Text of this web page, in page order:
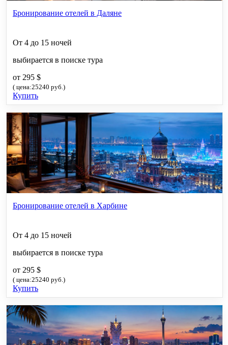
Бронирование отелей в Даляне
От 4 до 15 ночей
выбирается в поиске тура
от 295 $
( цена:25240 руб.)
Купить
Бронирование отелей в Харбине
От 4 до 15 ночей
выбирается в поиске тура
от 295 $
( цена:25240 руб.)
Купить